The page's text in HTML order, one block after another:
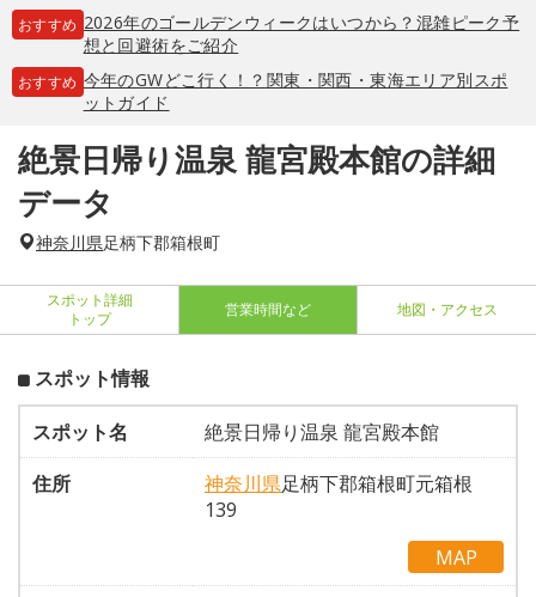
おすすめ 2026年のゴールデンウィークはいつから？混雑ピーク予
想と回避術をご紹介
おすすめ 今年のGWどこ行く！？関東・関西・東海エリア別スポ
ットガイド
絶景日帰り温泉 龍宮殿本館の詳細
データ
神奈川県足柄下郡箱根町
スポット詳細
トップ
営業時間など 地図・アクセス
スポット情報
スポット名
絶景日帰り温泉 龍宮殿本館
住所
神奈川県足柄下郡箱根町元箱根
139
MAP